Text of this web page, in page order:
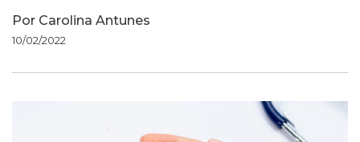
Por Carolina Antunes
10/02/2022